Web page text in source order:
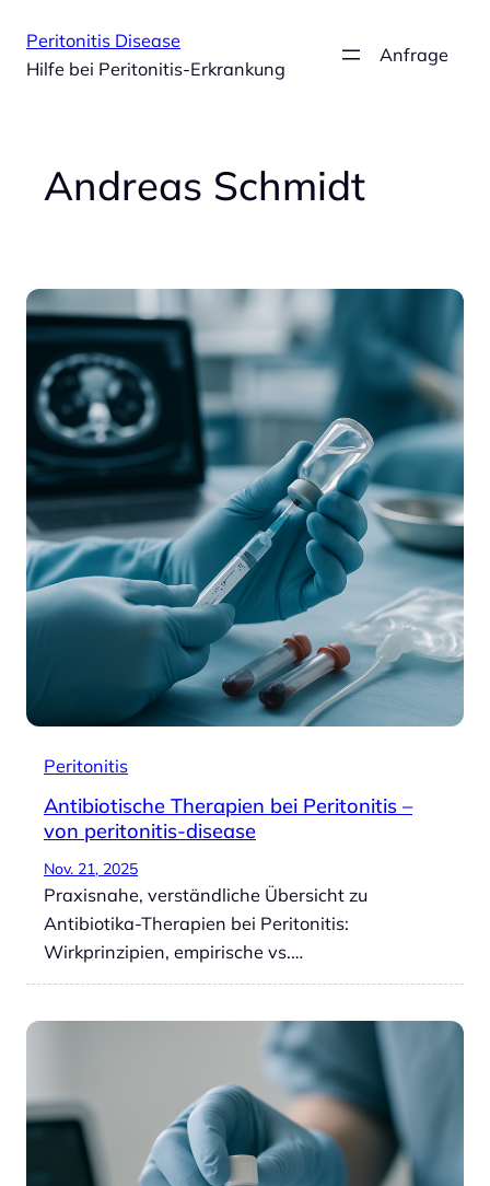
Inhalt
springen
Peritonitis Disease
Hilfe bei Peritonitis-Erkrankung
Anfrage
Andreas Schmidt
Peritonitis
Antibiotische Therapien bei Peritonitis –
von peritonitis-disease
Nov. 21, 2025
Praxisnahe, verständliche Übersicht zu
Antibiotika-Therapien bei Peritonitis:
Wirkprinzipien, empirische vs.…